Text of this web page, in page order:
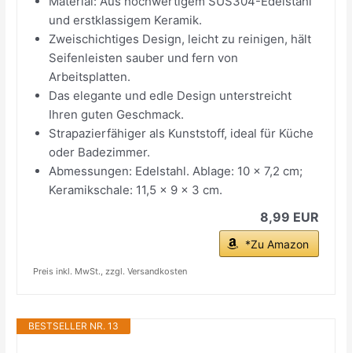
und erstklassigem Keramik.
Zweischichtiges Design, leicht zu reinigen, hält
Seifenleisten sauber und fern von
Arbeitsplatten.
Das elegante und edle Design unterstreicht
Ihren guten Geschmack.
Strapazierfähiger als Kunststoff, ideal für Küche
oder Badezimmer.
Abmessungen: Edelstahl. Ablage: 10 x 7,2 cm;
Keramikschale: 11,5 x 9 x 3 cm.
8,99 EUR
*Zu Amazon
Preis inkl. MwSt., zzgl. Versandkosten
BESTSELLER NR. 13